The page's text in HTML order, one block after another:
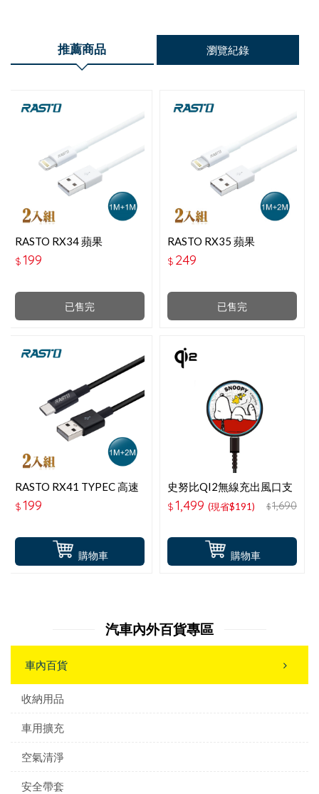
推薦商品 瀏覽紀錄
已售完
RASTO RX34 蘋果
LIGHTNING 充電傳輸線雙
入組1M＋1M
$199
已售完
RASTO RX35 蘋果
LIGHTNING 充電傳輸線雙
入組1M＋2M
$ 249
購物車
RASTO RX41 TYPEC 高速
QC3.0充電傳輸線雙入組
1M＋2M
$199
購物車
史努比QI2無線充出風口支
架-紅屋
$1,499 (現省$191) $1,690
汽車內外百貨專區
車內百貨
收納用品
車用擴充
空氣清淨
安全帶套